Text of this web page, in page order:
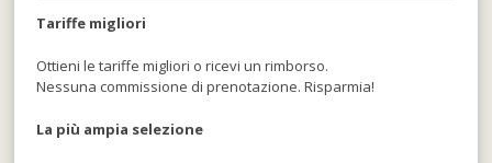
Tariffe migliori
Ottieni le tariffe migliori o ricevi un rimborso.
Nessuna commissione di prenotazione. Risparmia!
La più ampia selezione